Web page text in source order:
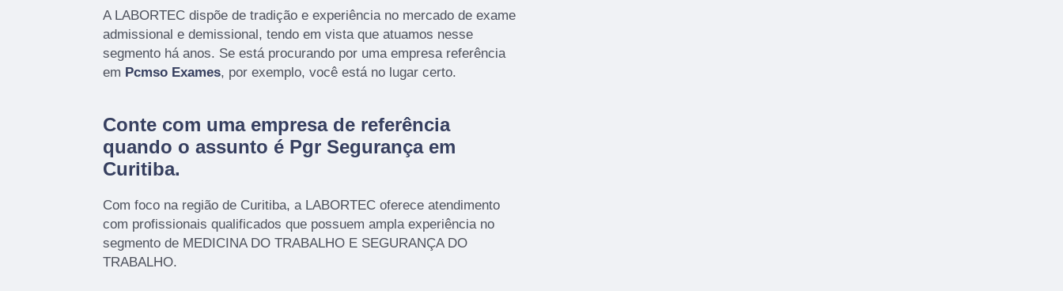
A LABORTEC dispõe de tradição e experiência no mercado de exame
admissional e demissional, tendo em vista que atuamos nesse
segmento há anos. Se está procurando por uma empresa referência
em Pcmso Exames, por exemplo, você está no lugar certo.
Conte com uma empresa de referência
quando o assunto é Pgr Segurança em
Curitiba.
Com foco na região de Curitiba, a LABORTEC oferece atendimento
com profissionais qualificados que possuem ampla experiência no
segmento de MEDICINA DO TRABALHO E SEGURANÇA DO
TRABALHO.